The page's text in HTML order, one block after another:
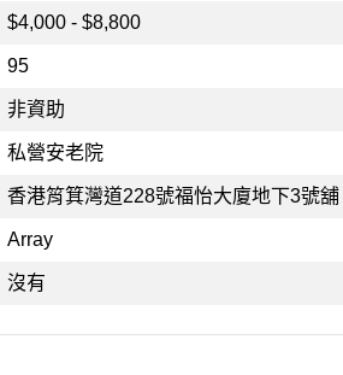
$4,000 - $8,800
95
非資助
私營安老院
香港筲箕灣道228號福怡大廈地下3號
Array
沒有